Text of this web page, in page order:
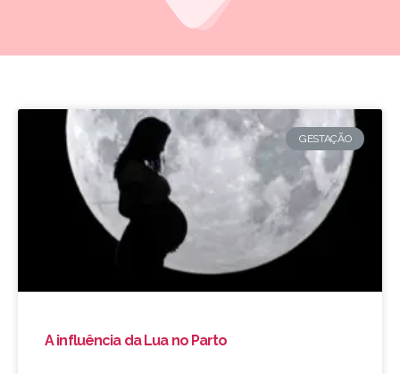
GESTAÇÃO
A influência da Lua no Parto